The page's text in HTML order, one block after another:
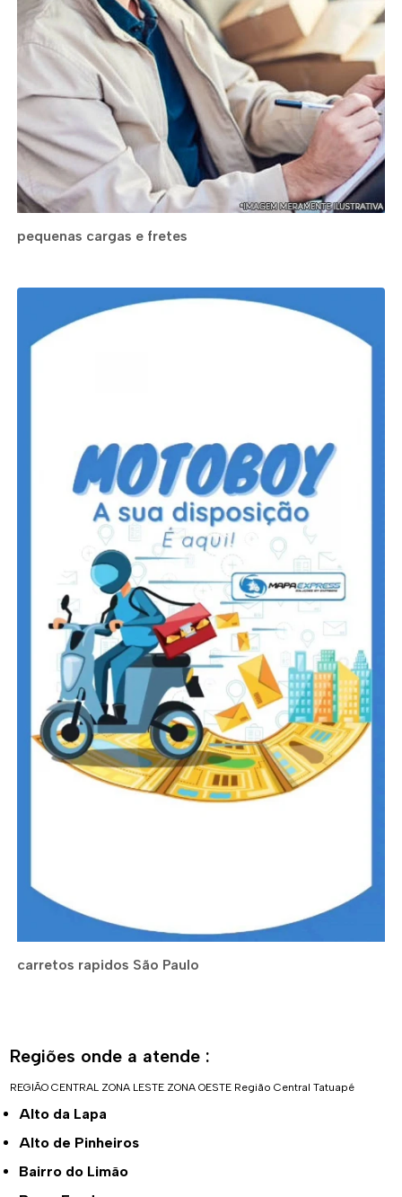
pequenas cargas e fretes
carretos rapidos São Paulo
Regiões onde a atende :
REGIÃO CENTRAL ZONA LESTE ZONA OESTE Região Central Tatuapé
Alto da Lapa
Alto de Pinheiros
Bairro do Limão